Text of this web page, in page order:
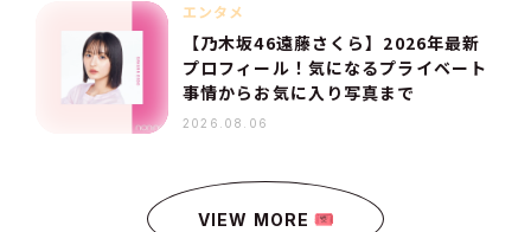
エンタメ
【乃木坂46遠藤さくら】2026年最新
プロフィール！気になるプライベート
事情からお気に入り写真まで
2026.08.06
VIEW MORE